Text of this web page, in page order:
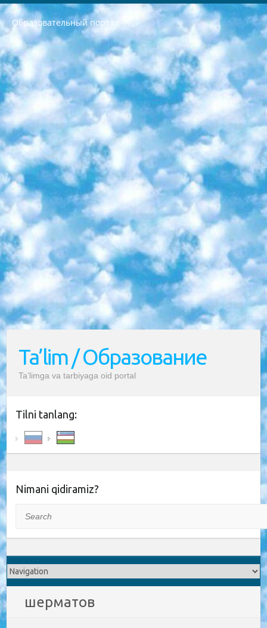
Образовательный портал
РЕСПУБЛИКА УЗБЕКИСТАН МИНИСТРЕРСТВО ДОШКОЛЬНОГО И ШКОЛЬНОГО ОБРАЗОВАНИЯ КОМАНДА в общеобразовательных учреждениях в 2023-2024 учебном году организация и проведение итоговой государственной аттестации обучающихся о Министра дошкольного и школьного образования Республики Узбекистан от 4 марта 2008 года (постановлением Минюста от 20 марта 2008 года № 1778 государственной регистрации) «Итоговое состояние учащихся общего среднего образования на основании положения об утверждении положения об аттестации общего среднего образования выпускной экзамен студентов в образовательных учреждениях в 2023-2024 учебном году В целях организации и прохождения аттестации приказываю: 1. Следующее: перечень предметов, по которым будет проводиться итоговая государственная аттестация и экзамен формы перевода согласно приложению 1; сертификаты международного образца, оценивающие уровень владения иностранными языками перечень согласно приложению 2; 2. Педагогический при специализированных образовательных учреждениях. научно-практический центр квалификации и международной оценки (Д.Давидова) 2024 г. До 25 марта: задания по предметам, по которым будет проводиться итоговая аттестация разработка и утверждение технических условий; итоговая аттестация на основании разработанного предметного задания разработка вопросов по предметам (устно и письменно), экзамен передача; общеобразовательные средние школы и специальные учебные заведения учащиеся выпускных классов школ и интернатов в агентской системе подготовка базы данных экзаменационных материалов и критериев оценки; перевод базы экзаменационных материалов на все языки обучения подать в Республиканский образовательный центр для изготовления; варианты экзаменов на основе разработанных контрольных материалов пусть будут поставлены задачи формирования. 3. Республиканский образовательный центр (Ш.Худайкулов) до 5 апреля 2024 года. до: база данных предоставленных экзаменационных материалов на все языки обучения перевод и экспертиза; для слепых, слабовидящих, глухих, слабослышащих и умственно отсталых детей учащиеся выпускных классов специализированных школ и школ-интернатов база данных экзаменационных материалов на всех преподаваемых языках подготовка критериев оценки; специализированные школы для умственно отсталых детей и технологии для учащихся выпускных классов школ-интернатов разработка соответствующих рекомендаций и критериев проведения ЕГЭ по естествознанию давать задания. 4. Педагогический при специализированных образовательных учреждениях. Научно-практический центр навыков и международной оценки (Д.Давидова), Республика образовательный центр (Худайкулов Ш.) итоговый государственный аттестационный экзамен ориентирован на творческое и логическое мышление при подготовке базы материалов учитывать введение заданий. 5. Следует отметить, что: сертификат государственного образца о знании общеобразовательного предмета и как минимум национальный уровень B1 по предметам на иностранных языках, указанным в Приложении 2. или международно признанный сертификат эквивалентного уровня студенты, изучающие определенный предмет, освобождаются от экзамена; по соответствующим предметам запланирована итоговая государственная аттестация за день до дня, путем жеребьевки Рабочей группой (в письменной форме по предметам, проводимым в форме) из числа сформированных вариантов выбрано 2 варианта; 2 выбранных варианта экзамена анонсированы на официальном сайте министерства и все выпускники по всей стране на основе этих вариантов проводит итоговую государственную аттестацию. 6. Государственное образование учащихся средних общеобразовательных учреждений. знания в соответствии с квалификационными требованиями, которые необходимо приобрести на основании стандартов итоговый (выпускной) контроль для 9 и 11 классов в целях тестирования Экзамены (далее – экзамены) состоят из предметов, перечисленных в приложении 1. будет сделано. 7. Экзамены пройдут с 26 мая по 15 июня 2024 г. (кроме науки физического воспитания). 8. Физическая для учащихся 9 классов общесредних образовательных учреждений. Экзамены по предмету «Образование, квалификация медицина» 1-6 мая 2024 года. сотрудники перевести под присмотр (с отклонениями в физическом или умственном развитии) специализированная школа для детей, школы-интернаты и со сколиозом школы-интернаты санаторного типа для больных детей исключены). 9. Он был слепым, слабовидящим и имел нарушения опорно-двигательного аппарата. экзамены в специализированных школах и интернатах для детей должны проводиться исходя из требований, предъявляемых к общеобразовательным учреждениям (физкультура кроме науки). 10. Специализированная школа для глухих и слабослышащих детей. и экзамены в интернатах и быть реализован в виде письменного теста по математике. 11. Специальность для умственно отсталых детей. Для 9 класса Родной язык и литературное письмо Государственный язык (язык обучения – узбекский). для неклассов) написано Математическое письмо Письменная/устная история Узбекистана Физическое воспитание практично Итоговый контроль Для 11 класса Написание родного языка и литературы (эссе) Математическое письмо Узбекский язык (обучение на узбекском языке) не посещающее общее среднее образование для учреждений)/Образовательное учреждение выбор письменный и устный Иностранный язык письменный/устный Письменная/устная история Узбекистана *По выбору студента:  Химия  Физика  Основы государственного права  География 10 бесплатных образовательных ресурсов - Мы составили подборку онлайн-проектов с интерактивными упражнениями, видеолекциями и статьями. Они помогут вам обрести новые и освежить старые знания бесплатно. 1. «ИНТУИТ» Старейшая образовательная площадка Рунета. Здесь вы найдёте сотни текстовых и видеокурсов на десятки различных тем — от программирования до психологии. Многие курсы подготовлены российскими университетами и крупными международными компаниями вроде Intel и Microsoft. Самостоятельное обучение бесплатное, но желающие могут оплатить услуги персональных наставников. 2. «Смартия» знакомит с актуальными профессиями и подсказывает, как им обучаться. Выбрав заинтересовавшую вас специальность — SMM-специалист, фотограф, веб-дизайнер или другую, — увидите список необходимых для неё умений. Чтобы вы могли освоить их самостоятельно, для каждого умения площадка отображает подборку ссылок на учебные материалы. Хотя «Смартия» ориентируется на русскоязычную аудиторию, часть контента всё же доступна только на английском. 3. «Лекторий Физтеха» Проект Московского физико-технического института (Физтеха). С его помощью вы можете смотреть онлайн серии лекций, записанные на видео в этом вузе. В числе доступных предметов — физика, биология, химия, информационные технологии и другие. К некоторым лекциям администрация ресурса прилагает готовые конспекты, которые можно скачивать в PDF-формате. 4. ITMOcourses Онлайн-площадка Санкт-Петербургского национального исследовательского университета информационных технологий, механики и оптики (ИТМО). Ресурс предоставляет свободный доступ к курсам, разработанным в этом вузе. Каталог материалов разбит на четыре категории: «Оптические системы и технологии», «Приборостроение и робототехника», «Информационные технологии» и «Биотехнологии». Курсы состоят из видеолекций, интерактивных демонстраций и заданий. 5. «КиберЛенинка» Электронная научная библиотека открытого доступа. Каталог площадки регулярно обрастает текстами статей из различных научных изданий. Сгруппированные по журналам и рубрикам публикации можно читать онлайн или скачивать целиком в PDF-формате. Проект нацелен на популяризацию науки за счёт открытого доступа к качественной информации. 6. «ПостНаука» На этом ресурсе публикуют подборки видеолекций, составленные экспертами из разных отраслей и объединённые общими темами. Среди них, к примеру, есть серии «Биоинформатика и геномика», «Культура средневековой Скандинавии» и Cinema Studies о теории кино. Каждая подборка лекций — логически связанная история, рассказанная экспертом от первого лица. Кроме того, на сайте появляются научно-образовательные статьи и тесты на разные темы. 7. «Newочём» Команда проекта «Newочём» отбирает самые интересные тексты из англоязычных СМИ и переводит те из них, за которые голосуют участники сообщества «ВКонтакте». По большей части это научно-популярные статьи. Редакторы придумывают лишь заголовки, в остальном содержание переводов соответствует оригиналам. Полные тексты можно читать прямо в социальной сети. 8. InternetUrok Онлайн-база материалов по основным дисциплинам школьной программы. Информация на сайте структурирована по классам, предметам и темам (урокам). Каждый урок состоит из видеолекций и конспектов. Есть также интерактивные тренажёры и тесты для закрепления пройденного материала. Даже если вы давно окончили школу, возможность повторить программу старших классов всегда может пригодиться. 9. Edutainme Ещё один ресурс об образовании. В отличие от Newtonew, как мне кажется, Edutainme больше ориентируется на представителей индустрии: педагогов, предпринимателей, разработчиков образовательных проектов. Но и любой, кто просто стремится к саморазвитию, найдёт на сайте много полезного и интересного для себя. Например, информацию о новых курсах и образовательных сервисах. 10. Newtonew Онлайн-медиа об образовании и обучении в широком смысле. Авторы Newtonew пишут об инструментах, заведениях, тактиках и стратегиях, которые помогают учить других и получать новые знания самостоятельно. На этой площадке вы найдёте новости, обзоры, аналитические мат
Ta’lim / Образование
Ta’limga va tarbiyaga oid portal
Tilni tanlang:
Nimani qidiramiz?
шерматов